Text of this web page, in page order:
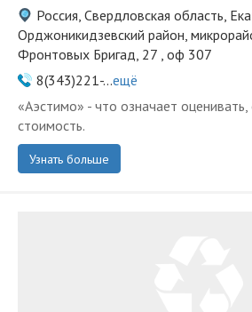
Россия, Свердловская область,
Орджоникидзевский район,
Фронтовых Бригад, 27 , оф 307
8(343)221-...ещё
«Аэстимо» - что означает оценивать,
стоимость.
Узнать больше